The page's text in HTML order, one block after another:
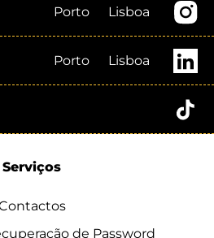
Porto Lisboa
Porto Lisboa
Serviços
de Password